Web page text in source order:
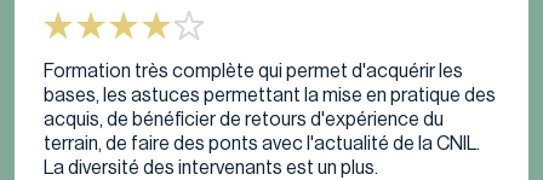
Formation très complète qui permet d'acquérir les
bases, les astuces permettant la mise en pratique des
acquis, de bénéficier de retours d'expérience du
terrain, de faire des ponts avec l'actualité de la CNIL.
La diversité des intervenants est un plus.